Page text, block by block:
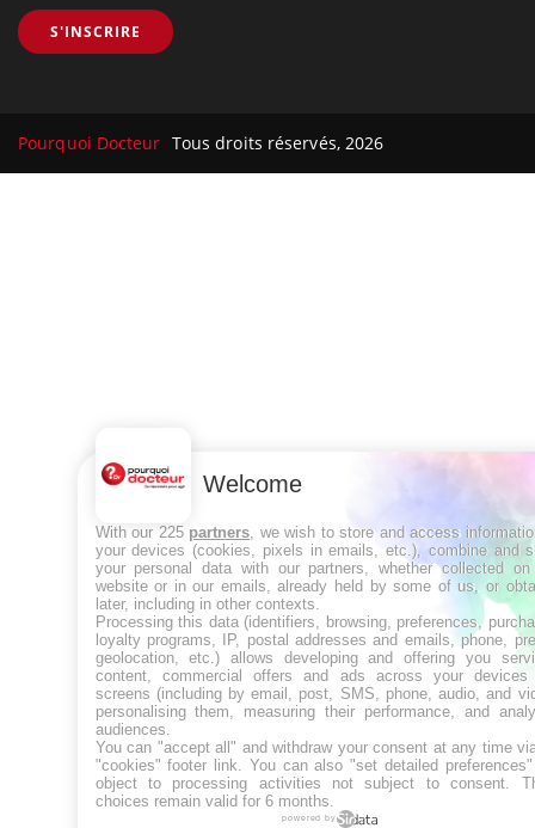
S'INSCRIRE
Pourquoi Docteur Tous droits réservés, 2026
Welcome
With our 225 partners , we wish to store and access
your devices (cookies, pixels in emails, etc.), combine and
your personal data with our partners, whether collected
website or in our emails, already held by some of us, or
later, including in other contexts.
Processing this data (identifiers, browsing, preferences,
loyalty programs, IP, postal addresses and emails, phone,
geolocation, etc.) allows developing and offering you
content, commercial offers and ads across your devices
screens (including by email, post, SMS, phone, audio, and
personalising them, measuring their performance, and
audiences.
You can "accept all" and withdraw your consent at any time
"cookies" footer link . You can also "set detailed
object to processing activities not subject to consent.
choices remain valid for 6 months.
powered by